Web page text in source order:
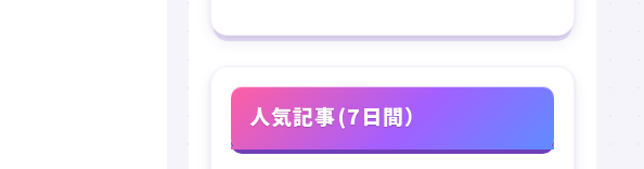
メンバーなどのプ
YouTubeチャンネ
ル紹介！
人気記事(7日間）